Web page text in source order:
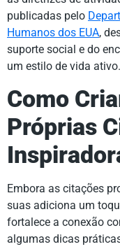
publicadas pelo
Humanos dos EUA,
suporte social e do
um estilo de vida ativo.
Como
Próprias
Embora as citações
suas adiciona um
fortalece a conexão
algumas dicas